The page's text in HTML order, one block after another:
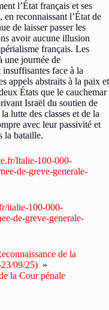
l’État français et ses
reconnaissant l’État de
de laisser passer les
avoir aucune illusion
français. Les
une journée de
face à la
appels abstraits à la paix et
États que le cauchemar
Israël du soutien de
lutte des classes et de la
avec leur passivité et
la bataille.
Italie-100-000-
de-greve-generale-
italie-100-000-
de-greve-generale-
de la
09/25) »
la Cour pénale